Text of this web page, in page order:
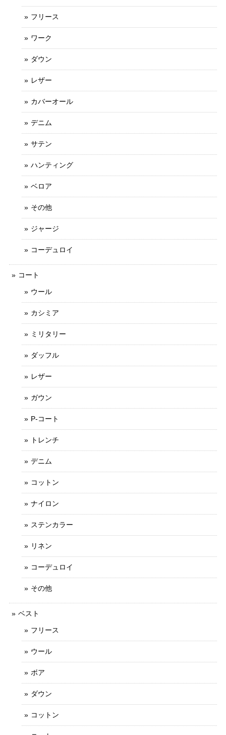
フリース
ワーク
ダウン
レザー
カバーオール
デニム
サテン
ハンティング
ベロア
その他
ジャージ
コーデュロイ
コート
ウール
カシミア
ミリタリー
ダッフル
レザー
ガウン
P-コート
トレンチ
デニム
コットン
ナイロン
ステンカラー
リネン
コーデュロイ
その他
ベスト
フリース
ウール
ボア
ダウン
コットン